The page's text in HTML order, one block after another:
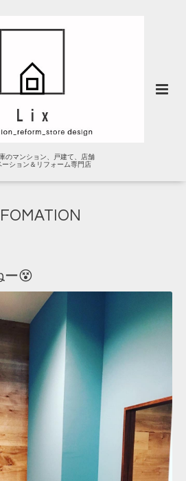
のマンション、戸建て、店舗
ション＆リフォーム専門店
ー😵